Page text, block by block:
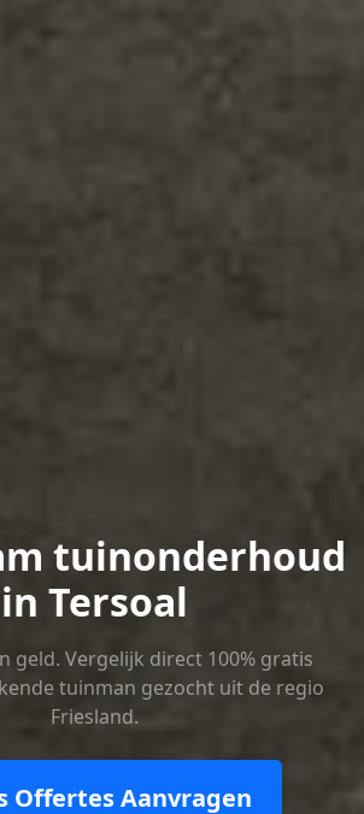
tuinonderhoud
in Tersoal
geld. Vergelijk direct 100% gratis
tuinman gezocht uit de regio
Friesland.
Offertes Aanvragen